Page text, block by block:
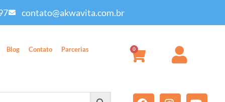
contato@akwavita.com.br
Blog Contato Parcerias 0